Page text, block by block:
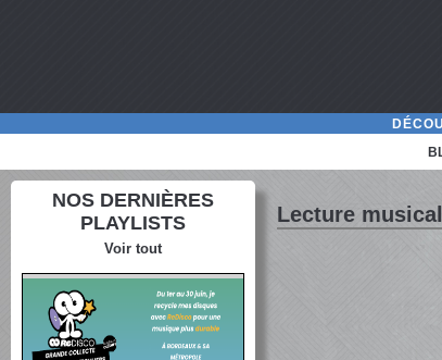
NOS DERNIÈRES
PLAYLISTS
Voir tout
Lecture